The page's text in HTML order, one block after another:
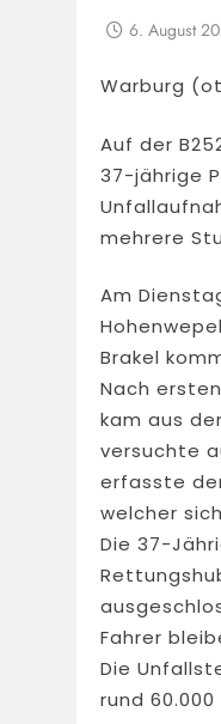
6. August
Warburg
Auf der
37-jährige
mehrere
Am
Brakel
Nach
kam aus
versuchte
erfasste
welcher
Die 37-
Fahrer
Die
rund